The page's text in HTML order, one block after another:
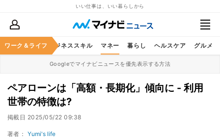
いい仕事は、いい暮らしから
ワーク＆ライフ
キャリア ビジネススキル マネー 暮らし ヘルスケア グルメ
Googleでマイナビニュースを優先表示する方法
ペアローンは「高額・長期化」傾向に - 利用
世帯の特徴は?
掲載日 2025/05/22 09:38
著者： Yumi's life